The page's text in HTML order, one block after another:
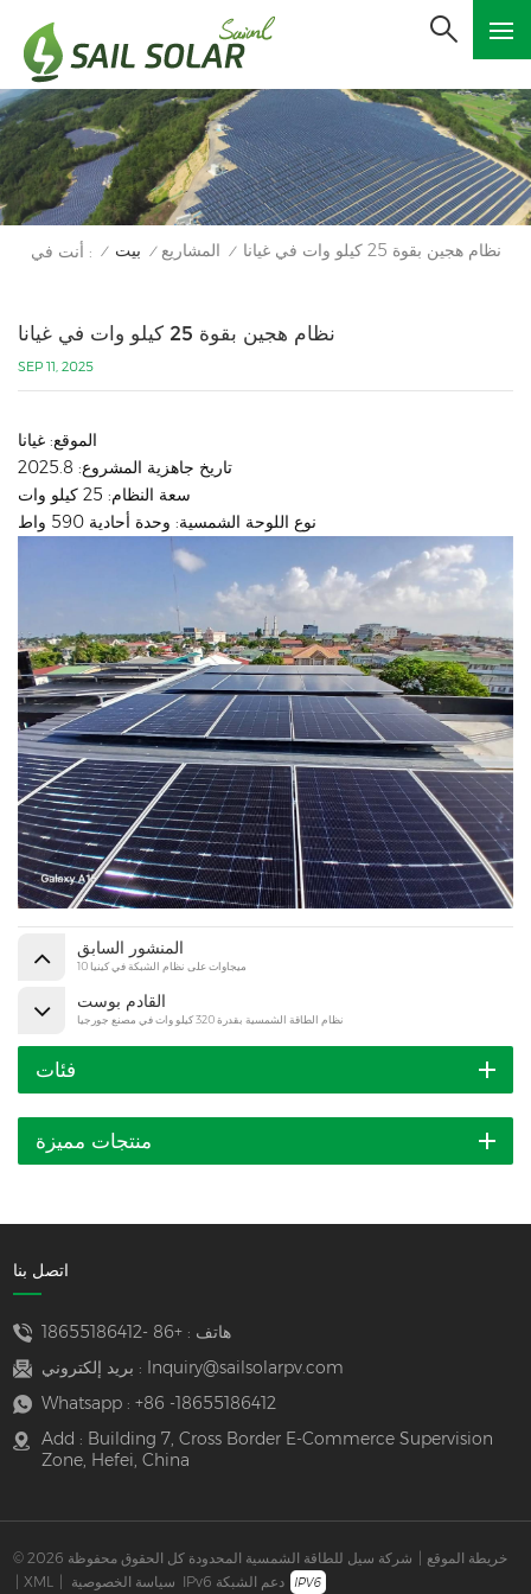
أنت في : / بيت / المشاريع / نظام هجين بقوة 25 كيلو وات في غيانا
نظام هجين بقوة 25 كيلو وات في غيانا
SEP 11, 2025
الموقع: غيانا
تاريخ جاهزية المشروع: 2025.8
سعة النظام: 25 كيلو وات
نوع اللوحة الشمسية: وحدة أحادية 590 واط
المنشور السابق
10 ميجاوات على نظام الشبكة في كينيا
القادم بوست
نظام الطاقة الشمسية بقدرة 320 كيلو وات في مصنع جورجيا
فئات
منتجات مميزة
اتصل بنا
هاتف :+86 -18655186412
بريد إلكتروني :
Inquiry@sailsolarpv.com
Whatsapp : +86 -18655186412
Add : Building 7, Cross Border E-Commerce Supervision
Zone, Hefei, China
© 2026 شركة سيل للطاقة الشمسية المحدودة كل الحقوق محفوظة | خريطة الموقع
| XML | سياسة الخصوصية IPv6 دعم الشبكة